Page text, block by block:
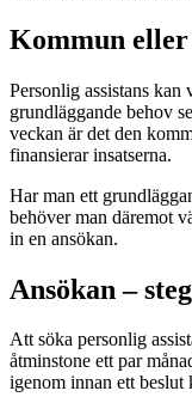
Kommun eller
Personlig assistans kan
grundläggande behov
veckan är det den
finansierar insatserna.
Har man ett
behöver man däremot
in en ansökan.
Ansökan –
Att söka personlig
åtminstone ett par
igenom innan ett beslut